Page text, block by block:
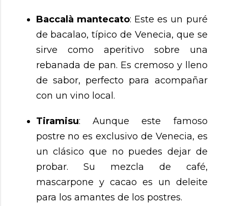
Baccalà mantecato: Este es un puré
de bacalao, típico de Venecia, que se
sirve como aperitivo sobre una
rebanada de pan. Es cremoso y lleno
de sabor, perfecto para acompañar
con un vino local.
Tiramisu: Aunque este famoso
postre no es exclusivo de Venecia, es
un clásico que no puedes dejar de
probar. Su mezcla de café,
mascarpone y cacao es un deleite
para los amantes de los postres.